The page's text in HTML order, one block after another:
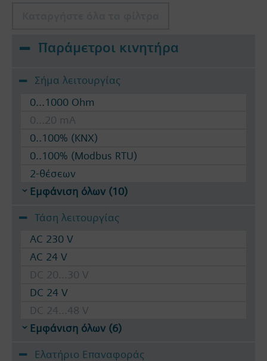
Παράμετροι κινητήρα
Σήμα λειτουργίας
0...1000 Ohm
0...20 mA
0..100% (KNX)
0..100% (Modbus RTU)
2-θέσεων
Εμφάνιση όλων (10)
Τάση λειτουργίας
AC 230 V
AC 24 V
DC 20...30 V
DC 24 V
DC 24...48 V
Εμφάνιση όλων (6)
Ελατήριο Επαναφοράς